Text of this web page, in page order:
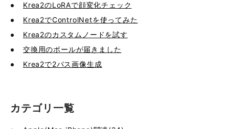
Krea2のLoRAで顔変化チェック
Krea2でControlNetを使ってみた
Krea2のカスタムノードを試す
交換用のボールが届きました
Krea2で2パス画像生成
カテゴリ一覧